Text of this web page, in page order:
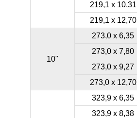
219,1 x 10,31
219,1 x 12,70
10"
273,0 x 6,35
273,0 x 7,80
273,0 x 9,27
273,0 x 12,70
323,9 x 6,35
323,9 x 8,38